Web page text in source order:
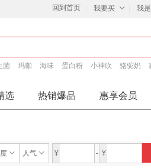
回到首页 我要买 我
菌 玛咖 海味 蛋白粉 小神吹 骆驼奶
选 热销爆品 惠享会员
人气 ¥ - ¥